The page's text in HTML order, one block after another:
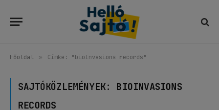
Főoldal » Címke: "bioInvasions records"
SAJTÓKÖZLEMÉNYEK: BIOINVASIONS
RECORDS